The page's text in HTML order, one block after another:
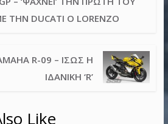
ΤΗΝ DUCATI Ο LORENZO
R-09 – ΊΣΩΣ Η
ΙΔΑΝΙΚΉ ‘R’
Like